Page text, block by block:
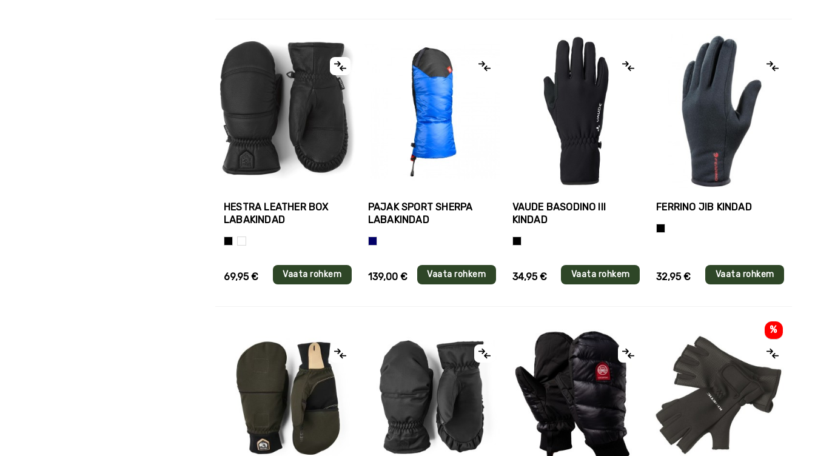
HESTRA LEATHER BOX
LABAKINDAD
69,95 € Vaata rohkem
PAJAK SPORT SHERPA
LABAKINDAD
139,00 € Vaata rohkem
VAUDE BASODINO III
KINDAD
34,95 € Vaata rohkem
FERRINO JIB KINDAD
32,95 € Vaata rohkem
%